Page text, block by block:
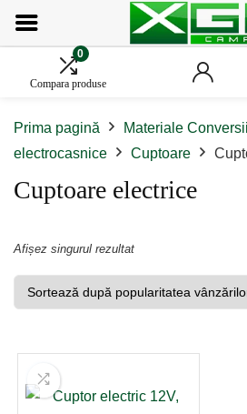
0
Compara produse
Prima pagină Materiale Conversii
electrocasnice
Cuptoare
Cuptoare electrice
Afișez singurul rezultat